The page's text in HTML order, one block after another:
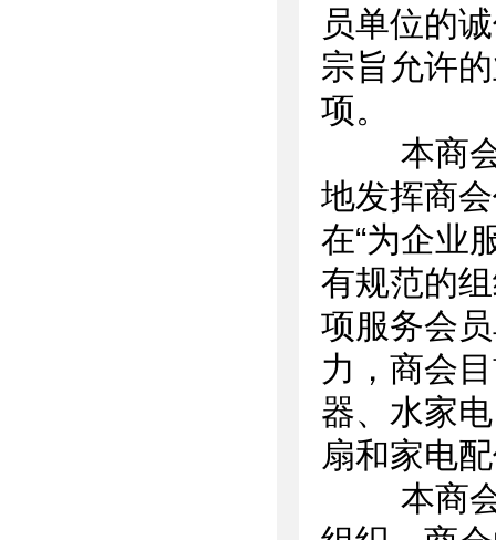
员单位的
宗旨允许
项。
本商会
地发挥商
在“为企业
有规范的
项服务会
力，商会
器、水家
扇和家电
本商会